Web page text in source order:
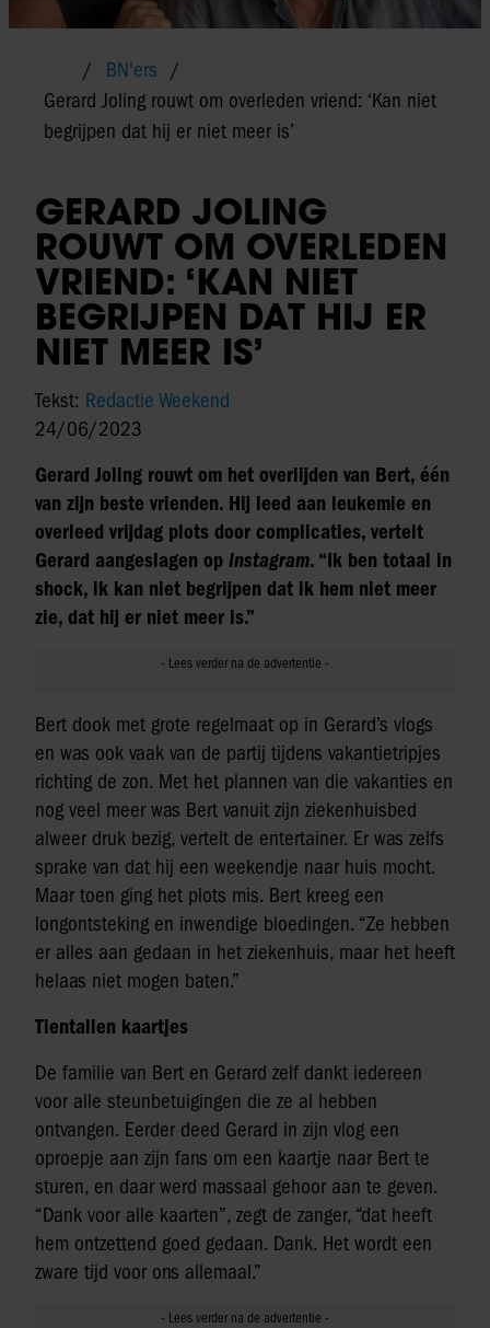
BN'ers
Gerard Joling rouwt om overleden vriend: ‘Kan niet
begrijpen dat hij er niet meer is’
GERARD JOLING
ROUWT OM OVERLEDEN
VRIEND: ‘KAN NIET
BEGRIJPEN DAT HIJ ER
NIET MEER IS’
Tekst: Redactie Weekend
24/06/2023
Gerard Joling rouwt om het overlijden van Bert, één
van zijn beste vrienden. Hij leed aan leukemie en
overleed vrijdag plots door complicaties, vertelt
Gerard aangeslagen op Instagram. “Ik ben totaal in
shock, ik kan niet begrijpen dat ik hem niet meer
zie, dat hij er niet meer is.”
Bert dook met grote regelmaat op in Gerard’s vlogs
en was ook vaak van de partij tijdens vakantietripjes
richting de zon. Met het plannen van die vakanties en
nog veel meer was Bert vanuit zijn ziekenhuisbed
alweer druk bezig, vertelt de entertainer. Er was zelfs
sprake van dat hij een weekendje naar huis mocht.
Maar toen ging het plots mis. Bert kreeg een
longontsteking en inwendige bloedingen. “Ze hebben
er alles aan gedaan in het ziekenhuis, maar het heeft
helaas niet mogen baten.”
Tientallen kaartjes
De familie van Bert en Gerard zelf dankt iedereen
voor alle steunbetuigingen die ze al hebben
ontvangen. Eerder deed Gerard in zijn vlog een
oproepje aan zijn fans om een kaartje naar Bert te
sturen, en daar werd massaal gehoor aan te geven.
“Dank voor alle kaarten”, zegt de zanger, “dat heeft
hem ontzettend goed gedaan. Dank. Het wordt een
zware tijd voor ons allemaal.”